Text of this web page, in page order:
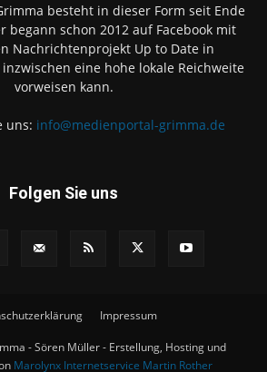
besteht in dieser Form seit Ende
begann schon 2012 auf Facebook mit
Nachrichtenprojekt Up to Date in
eine hohe lokale Reichweite
vorweisen kann.
uns: info@medienportal-grimma.de
Folgen Sie uns
Impressum
- Sören Müller - Erstellung, Hosting und
Marolynx Internetservice Martin Rother